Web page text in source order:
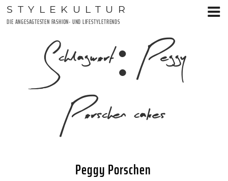
Zum
Inhalt
STYLEKULTUR
DIE ANGESAGTESTEN FASHION- UND LIFESTYLETRENDS
Schlagwort:Peggy
Porschen cakes
Peggy Porschen